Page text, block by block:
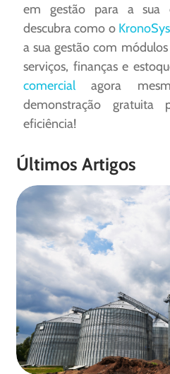
em gestão para a sua
descubra como o
a sua gestão com
serviços, finanças e
comercial agora
demonstração gratuita
eficiência!
Últimos Artigos